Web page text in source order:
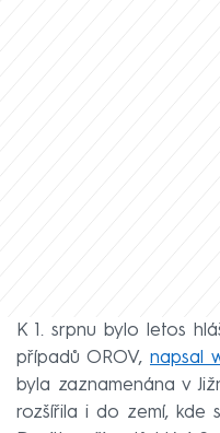
K 1. srpnu bylo letos
případů OROV, napsal
byla zaznamenána v
rozšířila i do zemí, kde